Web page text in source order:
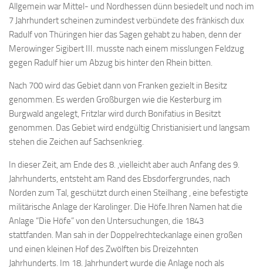
Allgemein war Mittel- und Nordhessen dünn besiedelt und noch im
7 Jahrhundert scheinen zumindest verbündete des fränkisch dux
Radulf von Thüringen hier das Sagen gehabt zu haben, denn der
Merowinger Sigibert III. musste nach einem misslungen Feldzug
gegen Radulf hier um Abzug bis hinter den Rhein bitten.
Nach 700 wird das Gebiet dann von Franken gezielt in Besitz
genommen. Es werden Großburgen wie die Kesterburg im
Burgwald angelegt, Fritzlar wird durch Bonifatius in Besitzt
genommen. Das Gebiet wird endgültig Christianisiert und langsam
stehen die Zeichen auf Sachsenkrieg.
In dieser Zeit, am Ende des 8. ,vielleicht aber auch Anfang des 9.
Jahrhunderts, entsteht am Rand des Ebsdorfergrundes, nach
Norden zum Tal, geschützt durch einen Steilhang , eine befestigte
militärische Anlage der Karolinger. Die Höfe.Ihren Namen hat die
Anlage “Die Höfe” von den Untersuchungen, die 1843
stattfanden. Man sah in der Doppelrechteckanlage einen großen
und einen kleinen Hof des Zwölften bis Dreizehnten
Jahrhunderts. Im 18. Jahrhundert wurde die Anlage noch als